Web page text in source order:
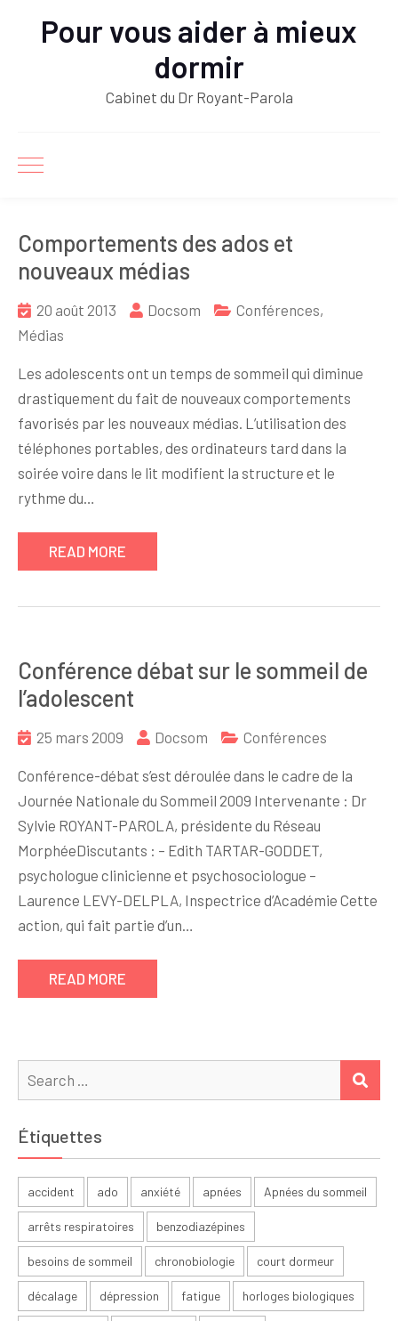
Pour vous aider à mieux
dormir
Cabinet du Dr Royant-Parola
Comportements des ados et
nouveaux médias
20 août 2013 Docsom Conférences,
Médias
Les adolescents ont un temps de sommeil qui diminue
drastiquement du fait de nouveaux comportements
favorisés par les nouveaux médias. L’utilisation des
téléphones portables, des ordinateurs tard dans la
soirée voire dans le lit modifient la structure et le
rythme du…
READ MORE
Conférence débat sur le sommeil de
l’adolescent
25 mars 2009 Docsom Conférences
Conférence-débat s’est déroulée dans le cadre de la
Journée Nationale du Sommeil 2009 Intervenante : Dr
Sylvie ROYANT-PAROLA, présidente du Réseau
MorphéeDiscutants : – Edith TARTAR-GODDET,
psychologue clinicienne et psychosociologue –
Laurence LEVY-DELPLA, Inspectrice d’Académie Cette
action, qui fait partie d’un…
READ MORE
Search
for:
Étiquettes
accident ado anxiété apnées Apnées du sommeil
arrêts respiratoires benzodiazépines
besoins de sommeil chronobiologie court dormeur
décalage dépression fatigue horloges biologiques